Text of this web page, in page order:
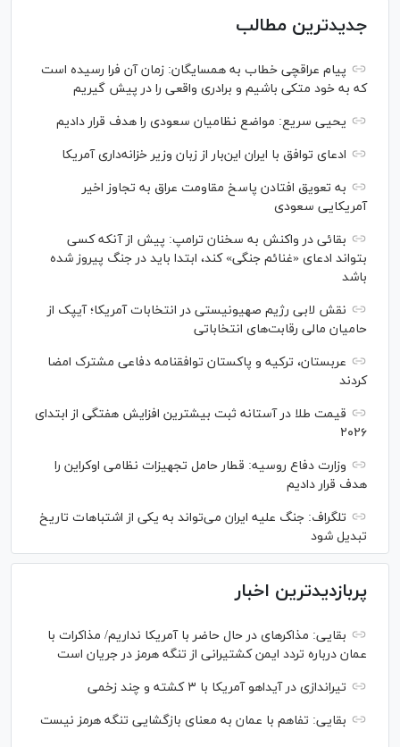
جدیدترین مطالب
پیام عراقچی خطاب به همسایگان: زمان آن فرا رسیده است
که به خود متکی باشیم و برادری واقعی را در پیش گیریم
یحیی سریع: مواضع نظامیان سعودی را هدف قرار دادیم
ادعای توافق با ایران این‌بار از زبان وزیر خزانه‌داری آمریکا
به تعویق افتادن پاسخ مقاومت عراق به تجاوز اخیر
آمریکایی سعودی
بقائی در واکنش به سخنان ترامپ: پیش از آنکه کسی
بتواند ادعای «غنائم جنگی» کند، ابتدا باید در جنگ پیروز شده
باشد
نقش لابی رژیم صهیونیستی در انتخابات آمریکا؛ آیپک از
حامیان مالی رقابت‌های انتخاباتی
عربستان، ترکیه و پاکستان توافقنامه دفاعی مشترک امضا
کردند
قیمت طلا در آستانه ثبت بیشترین افزایش هفتگی از ابتدای
۲۰۲۶
وزارت دفاع روسیه: قطار حامل تجهیزات نظامی اوکراین را
هدف قرار دادیم
تلگراف: جنگ علیه ایران می‌تواند به یکی از اشتباهات تاریخ
تبدیل شود
پربازدیدترین اخبار
بقایی: مذاکره‎ای در حال حاضر با آمریکا نداریم/ مذاکرات با
عمان درباره تردد ایمن کشتیرانی از تنگه هرمز در جریان است
تیراندازی در آیداهو آمریکا با ۳ کشته و چند زخمی
بقایی: تفاهم با عمان به معنای بازگشایی تنگه هرمز نیست